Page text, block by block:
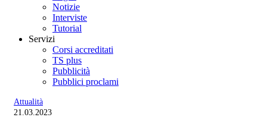
Notizie
Interviste
Tutorial
Servizi
Corsi accreditati
TS plus
Pubblicità
Pubblici proclami
Attualità
21.03.2023